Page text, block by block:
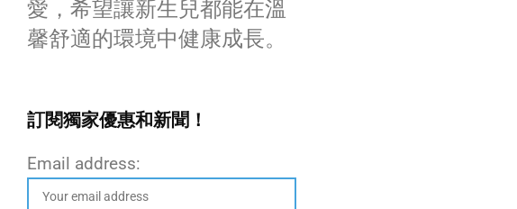
愛，希望讓新生兒都能在溫
馨舒適的環境中健康成長。
訂閱獨家優惠和新聞！
Email address: